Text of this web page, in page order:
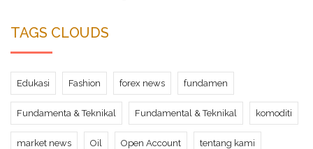
TAGS CLOUDS
Edukasi Fashion forex news fundamen
Fundamenta & Teknikal Fundamental & Teknikal komoditi
market news Oil Open Account tentang kami